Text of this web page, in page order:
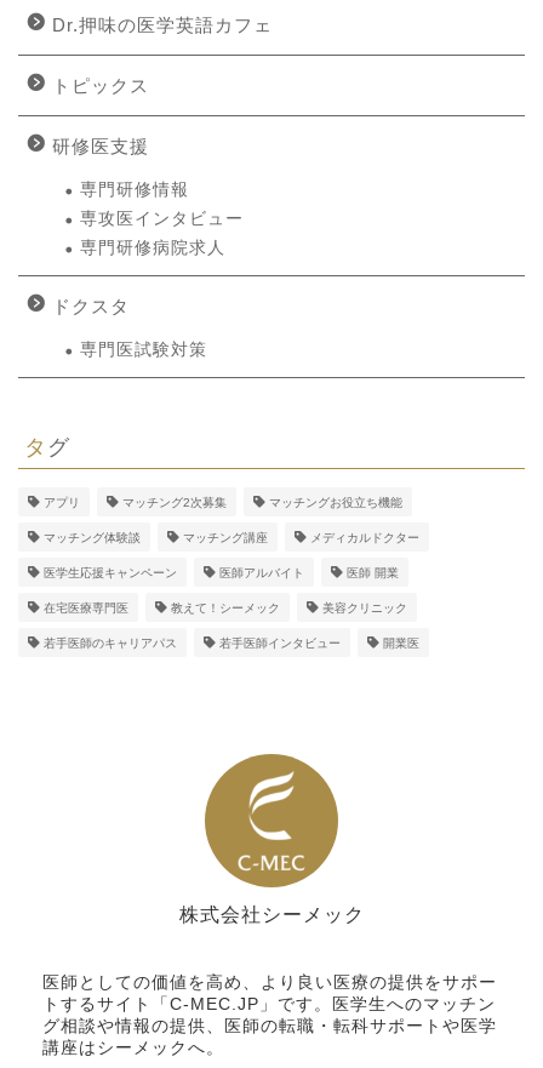
Dr.押味の医学英語カフェ
トピックス
研修医支援
専門研修情報
専攻医インタビュー
専門研修病院求人
ドクスタ
専門医試験対策
タグ
アプリ マッチング2次募集 マッチングお役立ち機能
マッチング体験談 マッチング講座 メディカルドクター
医学生応援キャンペーン 医師アルバイト 医師 開業
在宅医療専門医 教えて！シーメック 美容クリニック
若手医師のキャリアパス 若手医師インタビュー 開業医
株式会社シーメック
医師としての価値を高め、より良い医療の提供をサポー
トするサイト「C-MEC.JP」です。医学生へのマッチン
グ相談や情報の提供、医師の転職・転科サポートや医学
講座はシーメックへ。